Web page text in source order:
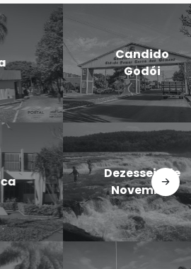
Cerro Largo
Doutor
Maurício
Cardoso